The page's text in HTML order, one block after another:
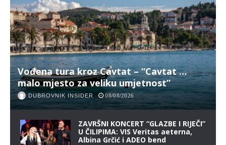
Vođena tura kroz Cavtat – “Cavtat …
malo mjesto za veliku umjetnost”
DUBROVNIK INSIDER 08/08/2026
ZAVRŠNI KONCERT “GLAZBE I RIJEČI”
U ČILIPIMA: VIS Veritas aeterna,
Albina Grčić i ADEO bend